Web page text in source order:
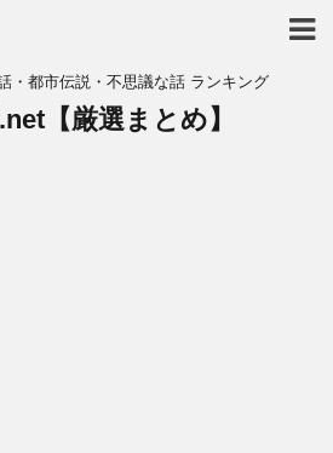
・都市伝説・不思議な話 ランキング
【厳選まとめ】